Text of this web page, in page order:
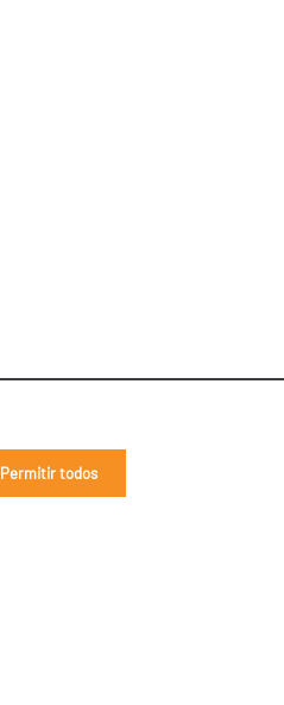
Permitir todos